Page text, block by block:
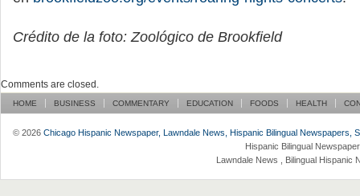
Crédito de la foto: Zoológico de Brookfield
Comments are closed.
HOME BUSINESS COMMENTARY EDUCATION FOODS HEALTH
© 2026 Chicago Hispanic Newspaper, Lawndale News, Hispanic Bilingual Newspapers,
Hispanic Bilingual
Lawndale News , Bilingual Hispanic